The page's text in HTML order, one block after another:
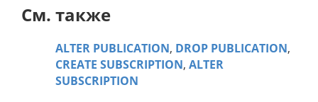
См. также
ALTER PUBLICATION, DROP PUBLICATION,
CREATE SUBSCRIPTION, ALTER
SUBSCRIPTION